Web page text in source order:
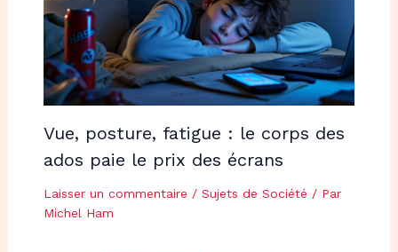
Vue, posture, fatigue : le corps des
ados paie le prix des écrans
Laisser un commentaire / Sujets de Société / Par
Michel Ham